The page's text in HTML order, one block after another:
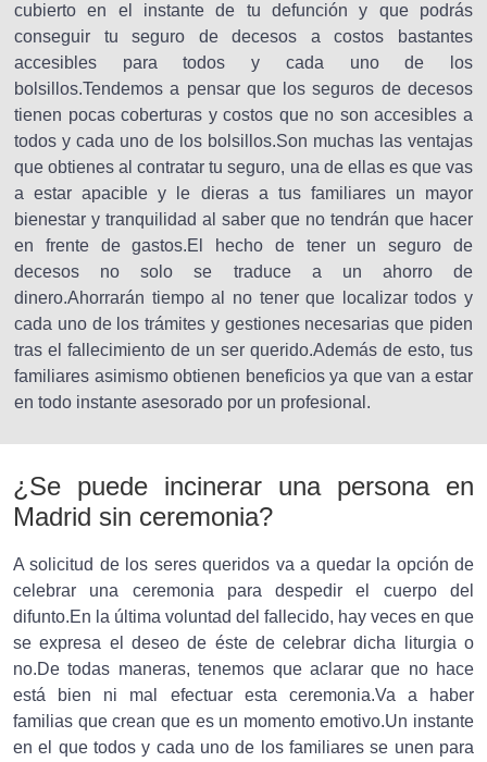
cubierto en el instante de tu defunción y que podrás
conseguir tu seguro de decesos a costos bastantes
accesibles para todos y cada uno de los
bolsillos.Tendemos a pensar que los seguros de decesos
tienen pocas coberturas y costos que no son accesibles a
todos y cada uno de los bolsillos.Son muchas las ventajas
que obtienes al contratar tu seguro, una de ellas es que vas
a estar apacible y le dieras a tus familiares un mayor
bienestar y tranquilidad al saber que no tendrán que hacer
en frente de gastos.El hecho de tener un seguro de
decesos no solo se traduce a un ahorro de
dinero.Ahorrarán tiempo al no tener que localizar todos y
cada uno de los trámites y gestiones necesarias que piden
tras el fallecimiento de un ser querido.Además de esto, tus
familiares asimismo obtienen beneficios ya que van a estar
en todo instante asesorado por un profesional.
¿Se puede incinerar una persona en
Madrid sin ceremonia?
A solicitud de los seres queridos va a quedar la opción de
celebrar una ceremonia para despedir el cuerpo del
difunto.En la última voluntad del fallecido, hay veces en que
se expresa el deseo de éste de celebrar dicha liturgia o
no.De todas maneras, tenemos que aclarar que no hace
está bien ni mal efectuar esta ceremonia.Va a haber
familias que crean que es un momento emotivo.Un instante
en el que todos y cada uno de los familiares se unen para